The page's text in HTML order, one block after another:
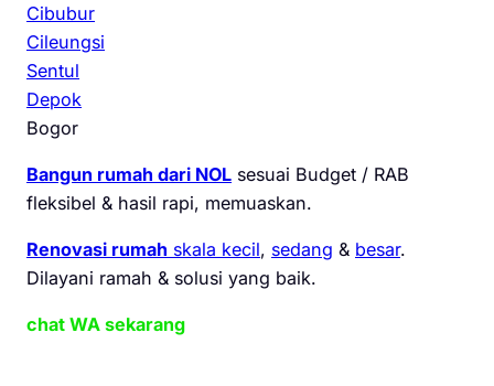
Cibubur
Cileungsi
Sentul
Depok
Bogor
Bangun rumah dari NOL sesuai Budget / RAB
fleksibel & hasil rapi, memuaskan.
Renovasi rumah skala kecil, sedang & besar.
Dilayani ramah & solusi yang baik.
chat WA sekarang